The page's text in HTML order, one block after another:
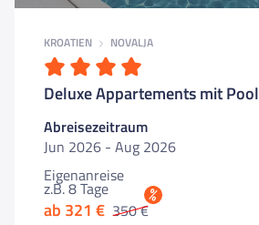
KROATIEN NOVALJA
Deluxe Appartements mit Pool
Abreisezeitraum
Jun 2026 - Aug 2026
Eigenanreise
z.B. 8 Tage
ab 321 € 350 €
%